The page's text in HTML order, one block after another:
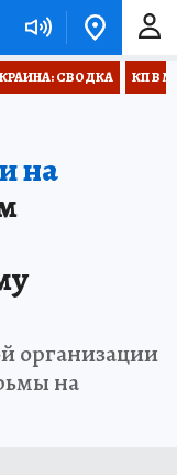
СВОДКА КП В
на
организации
на